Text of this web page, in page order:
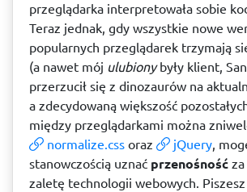
przeglądarka interpretowała sobie
Teraz jednak, gdy wszystkie nowe
popularnych przeglądarek trzymają
(a nawet mój ulubionybyły klient,
przerzucił się z dinozaurów na
a zdecydowaną większość
między przeglądarkami można
normalize.cssoraz jQuery,
stanowczością uznać przenośność
zaletę technologii webowych.